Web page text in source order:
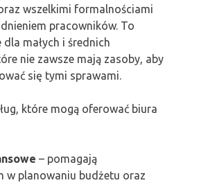
wszelkimi formalnościami
pracowników. To
małych i średnich
nie zawsze mają zasoby, aby
się tymi sprawami.
które mogą oferować biura
– pomagają
w planowaniu budżetu oraz